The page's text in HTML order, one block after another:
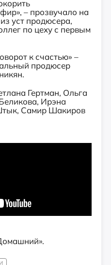
– прозвучало на
уст продюсера,
по цеху с первым
к счастью» –
продюсер
Гертман, Ольга
Ирэна
Самир Шакиров